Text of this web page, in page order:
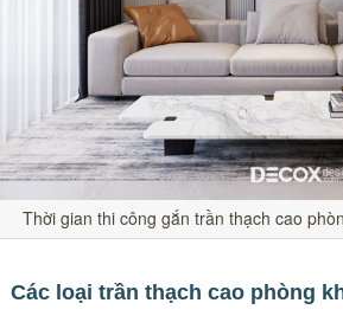
Thời gian thi công gắn trần thạch cao
Các loại trần thạch cao phòng